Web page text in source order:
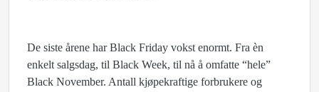
De siste årene har Black Friday vokst enormt. Fra èn
enkelt salgsdag, til Black Week, til nå å omfatte “hele”
Black November. Antall kjøpekraftige forbrukere og